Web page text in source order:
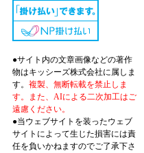
●サイト内の文章画像などの著作
物はキッシーズ株式会社に属しま
す。 複製、無断転載を禁止しま
す。また、AIによる二次加工はご
遠慮ください。
●当ウェブサイトを装ったウェブ
サイトによって生じた損害には責
任を負いかねますのでご了承下さ